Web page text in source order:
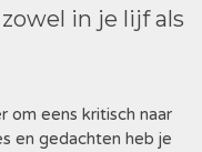
in je lijf als
om eens kritisch naar
en gedachten heb je